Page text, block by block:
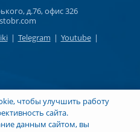
д.76, офис 326
| Telegram | Youtube |
чтобы улучшить работу
сайта.
данным сайтом, вы